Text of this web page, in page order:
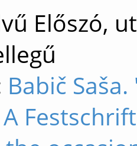
Előszó,
Babič